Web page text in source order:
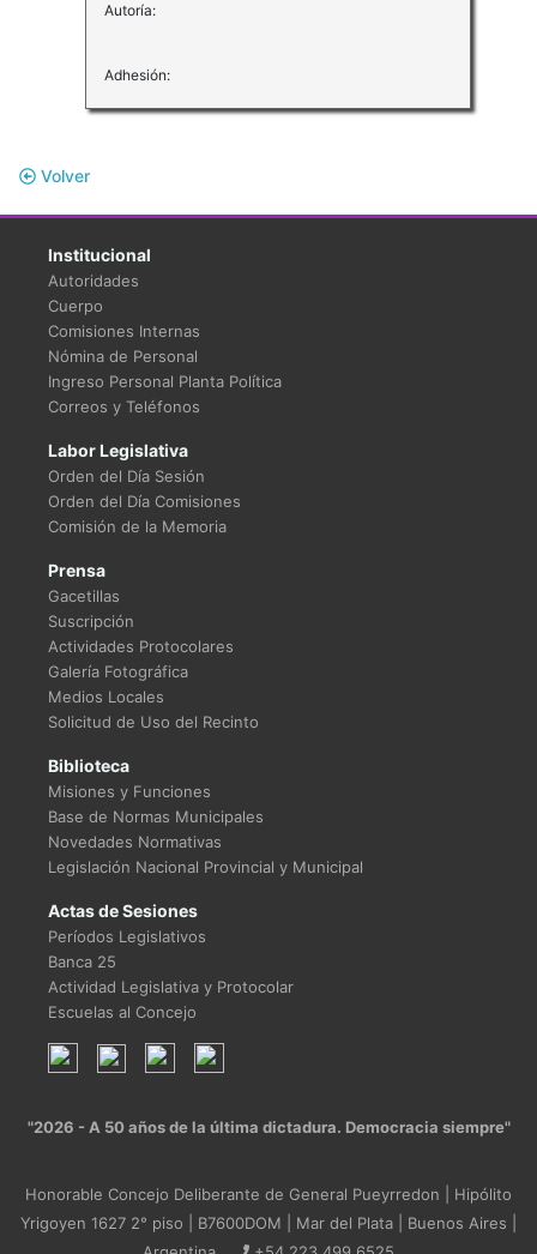
Autoría:
Adhesión:
Volver
Institucional
Autoridades
Cuerpo
Comisiones Internas
Nómina de Personal
Ingreso Personal Planta Política
Correos y Teléfonos
Labor Legislativa
Orden del Día Sesión
Orden del Día Comisiones
Comisión de la Memoria
Prensa
Gacetillas
Suscripción
Actividades Protocolares
Galería Fotográfica
Medios Locales
Solicitud de Uso del Recinto
Biblioteca
Misiones y Funciones
Base de Normas Municipales
Novedades Normativas
Legislación Nacional Provincial y Municipal
Actas de Sesiones
Períodos Legislativos
Banca 25
Actividad Legislativa y Protocolar
Escuelas al Concejo
"2026 - A 50 años de la última dictadura. Democracia siempre"
Honorable Concejo Deliberante de General Pueyrredon | Hipólito
Yrigoyen 1627 2° piso | B7600DOM | Mar del Plata | Buenos Aires |